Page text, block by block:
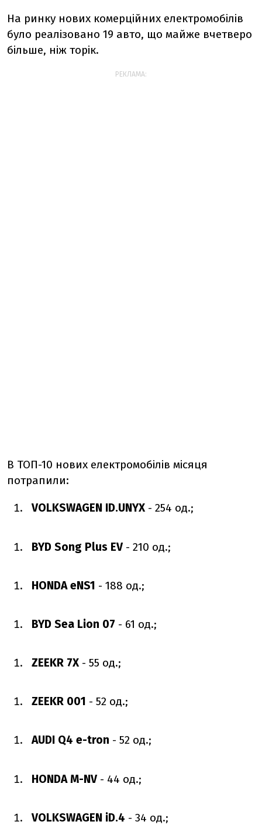
На ринку нових комерційних електромобілів
було реалізовано 19 авто, що майже вчетверо
більше, ніж торік.
РЕКЛАМА:
В ТОП-10 нових електромобілів місяця
потрапили:
VOLKSWAGEN ID.UNYX - 254 од.;
BYD Song Plus EV - 210 од.;
HONDA eNS1 - 188 од.;
BYD Sea Lion 07 - 61 од.;
ZEEKR 7X - 55 од.;
ZEEKR 001 - 52 од.;
AUDI Q4 e-tron - 52 од.;
HONDA M-NV - 44 од.;
VOLKSWAGEN iD.4 - 34 од.;